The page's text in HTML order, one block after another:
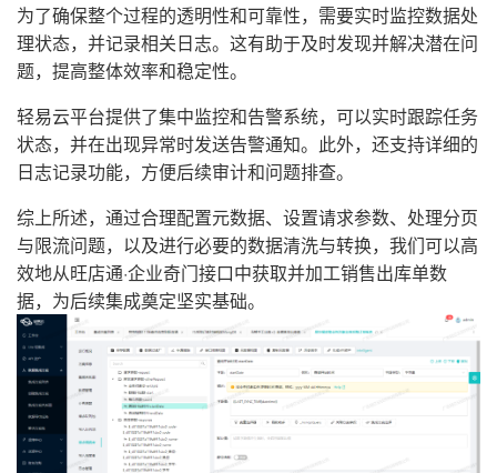
为了确保整个过程的透明性和可靠性，需要实时监控数据处
理状态，并记录相关日志。这有助于及时发现并解决潜在问
题，提高整体效率和稳定性。
轻易云平台提供了集中监控和告警系统，可以实时跟踪任务
状态，并在出现异常时发送告警通知。此外，还支持详细的
日志记录功能，方便后续审计和问题排查。
综上所述，通过合理配置元数据、设置请求参数、处理分页
与限流问题，以及进行必要的数据清洗与转换，我们可以高
效地从旺店通·企业奇门接口中获取并加工销售出库单数
据，为后续集成奠定坚实基础。